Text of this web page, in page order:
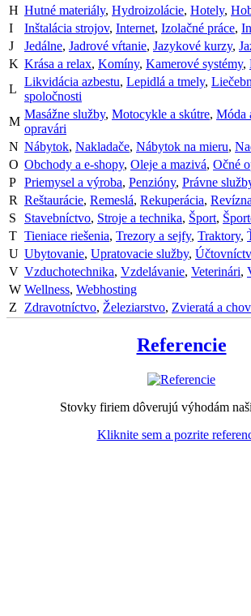
H Hutné materiály, Hydroizolácie, Hotely,
I
Inštalácia strojov, Internet, Izolačné práce,
J
Jedálne, Jadrové vŕtanie, Jazykové kurzy,
K Krása a relax, Komíny, Kamerové systémy,
L
Likvidácia azbestu, Lepidlá a tmely,
spoločnosti
M
Masážne služby, Motocykle a skútre, Móda
opravári
N Nábytok, Nakladače, Nábytok na mieru,
O Obchody a e-shopy, Oleje a mazivá, Očné
P Priemysel a výroba, Penzióny, Právne
R Reštaurácie, Remeslá, Rekuperácia,
S
Stavebníctvo, Stroje a technika, Šport,
T Tieniace riešenia, Trezory a sejfy, Traktory,
U Ubytovanie, Upratovacie služby,
V Vzduchotechnika, Vzdelávanie, Veterinári,
W Wellness, Webhosting
Z
Zdravotníctvo, Železiarstvo, Zvieratá a
Referencie
Stovky firiem dôverujú výhodám
Kliknite sem a pozrite